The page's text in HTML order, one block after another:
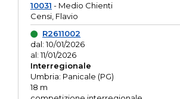
10031 - Medio Chienti
Censi, Flavio
R2611002
dal: 10/01/2026
al: 11/01/2026
Interregionale
Umbria: Panicale (PG)
18 m